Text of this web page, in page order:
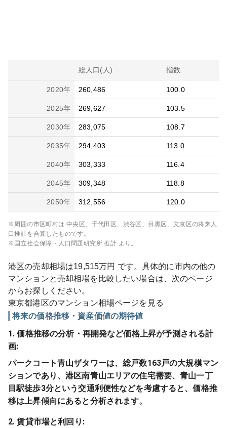
総人口(人) 指数
2020年 260,486 100.0
2025年 269,627 103.5
2030年 283,075 108.7
2035年 294,403 113.0
2040年 303,333 116.4
2045年 309,348 118.8
2050年 312,556 120.0
※周囲の市区町村は 中央区、千代田区、渋谷区、目黒区、文京区の将来人
口推計を合算したものです。
※国立社会保障・人口問題研究所 推計 より。
港区の売却相場は19,515万円 です。具体的に市内の他の
マンションと売却相場を比較したい場合は、次のページ
からお探しください。
東京都港区のマンション相場ページを見る
将来の価格推移・資産価値の期待値
1. 価格推移の分析・再開発など価格上昇が予測される計
画:
パークコート青山ザタワーは、総戸数163戸の大規模マン
ションであり、港区南青山エリアの住宅需要、青山一丁
目駅徒歩3分という交通利便性などを考慮すると、価格推
移は上昇傾向にあると分析されます。
2. 賃貸市場と利回り: